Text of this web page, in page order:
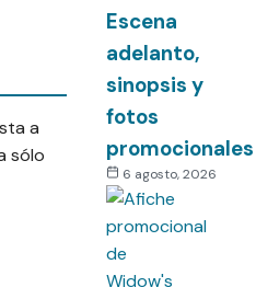
Escena
adelanto,
sinopsis y
fotos
promocionales
6 agosto, 2026